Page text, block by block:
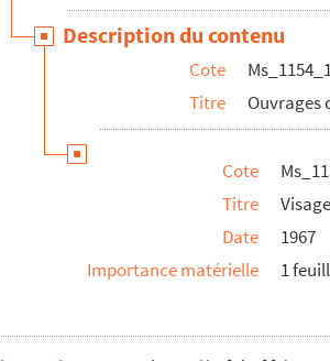
Description du contenu
Cote
Titre
Ouvrages
Cote
Titre
Date
1967
Importance matérielle
1